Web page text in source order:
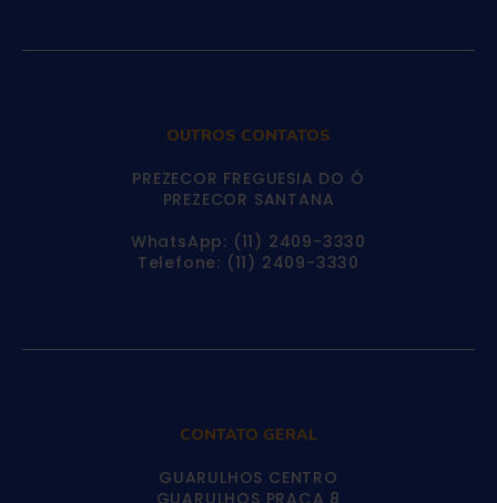
CONTATO GERAL
GUARULHOS CENTRO
GUARULHOS PRAÇA 8
OUTROS CONTATOS
PREZECOR FREGUESIA DO Ó
PREZECOR SANTANA
WhatsApp: (11) 2409-3330
Telefone: (11) 2409-3330